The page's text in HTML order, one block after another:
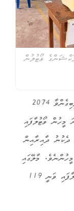
ވޯޓުލުން
މި އިންތިޚާބުގައި ވޯޓު ލާފައިވަނީ ވޯޓުލުމުގެ ހައްގު ލިބިގެންވާ 2074
އެންމެ ގިނަ މީހުން ވޯޓުލާފައި
259 މީހުންނެވެ. ދެކުނު ދާއިރާއިން
ވޯޓުލީ 211 މީހުން އަދި އުތުރު ދާއިރާއިން 164 މީހުންނެވެ. މާލޭގައި
ހުރިހާ ދާއިރާއަކުން ވޯޓުލުމަށް ބެހެއްޓި ފޮށްޓަށް ވޯޓުލާފައި ވަނީ 119